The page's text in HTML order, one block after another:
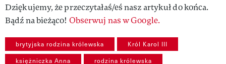
Dziękujemy, że przeczytałaś/eś nasz artykuł do końca.
Bądź na bieżąco! Obserwuj nas w Google.
brytyjska rodzina królewska Król Karol III
księżniczka Anna rodzina królewska